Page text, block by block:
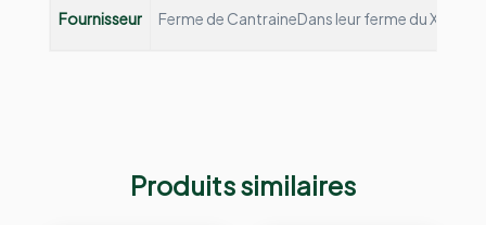
Fournisseur Ferme de CantraineDans leur ferme du
Produits similaires